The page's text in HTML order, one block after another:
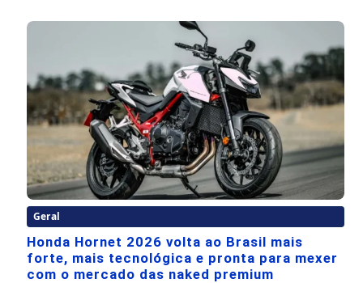
Geral
Honda Hornet 2026 volta ao Brasil mais
forte, mais tecnológica e pronta para mexer
com o mercado das naked premium